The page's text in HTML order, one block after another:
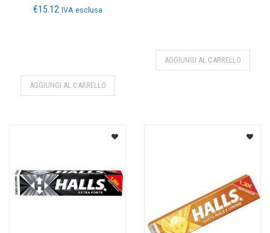
€15.12 IVA esclusa
AGGIUNGI AL CARRELLO
AGGIUNGI AL CARRELLO